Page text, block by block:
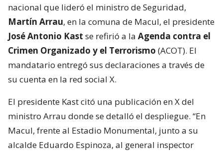
nacional que lideró el ministro de Seguridad,
Martín Arrau, en la comuna de Macul, el presidente
José Antonio Kast se refirió a la Agenda contra el
Crimen Organizado y el Terrorismo (ACOT). El
mandatario entregó sus declaraciones a través de
su cuenta en la red social X.
El presidente Kast citó una publicación en X del
ministro Arrau donde se detalló el despliegue. “En
Macul, frente al Estadio Monumental, junto a su
alcalde Eduardo Espinoza, al general inspector